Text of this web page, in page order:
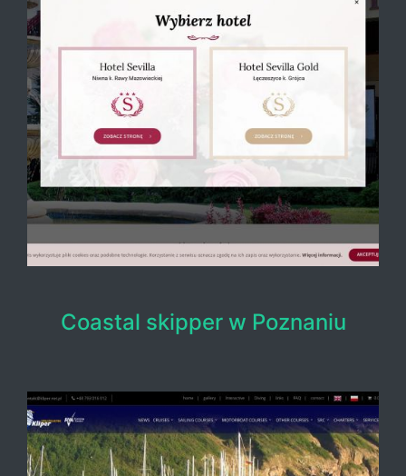
Coastal skipper w Poznaniu